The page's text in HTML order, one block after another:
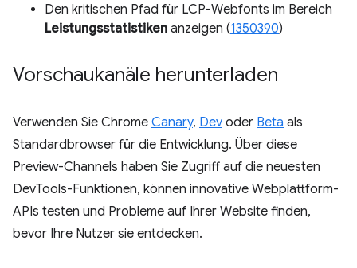
Den kritischen Pfad für LCP-Webfonts im Bereich
Leistungsstatistiken anzeigen (1350390)
Vorschaukanäle herunterladen
Verwenden Sie Chrome Canary, Dev oder Beta als
Standardbrowser für die Entwicklung. Über diese
Preview-Channels haben Sie Zugriff auf die neuesten
DevTools-Funktionen, können innovative Webplattform-
APIs testen und Probleme auf Ihrer Website finden,
bevor Ihre Nutzer sie entdecken.